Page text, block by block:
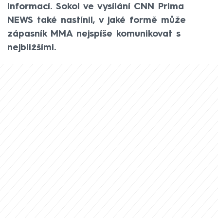
informací. Sokol ve vysílání CNN Prima
NEWS také nastínil, v jaké formě může
zápasník MMA nejspíše komunikovat s
nejbližšími.